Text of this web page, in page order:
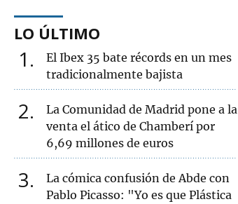
LO ÚLTIMO
1
El Ibex 35 bate récords en un mes
tradicionalmente bajista
2
La Comunidad de Madrid pone a la
venta el ático de Chamberí por
6,69 millones de euros
3
La cómica confusión de Abde con
Pablo Picasso: "Yo es que Plástica